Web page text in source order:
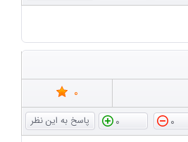
0
0
0